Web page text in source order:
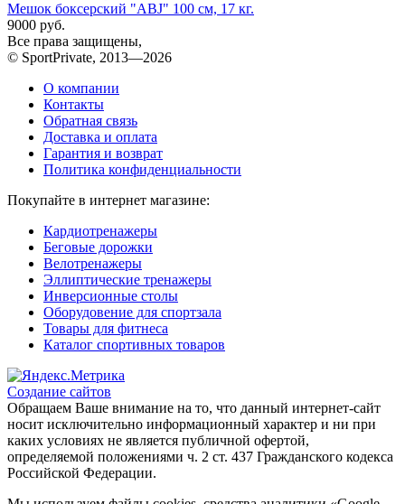
Мешок боксерский "ABJ" 100 см, 17 кг.
9000 руб.
Все права защищены,
© SportPrivate, 2013—2026
О компании
Контакты
Обратная связь
Доставка и оплата
Гарантия и возврат
Политика конфиденциальности
Покупайте в интернет магазине:
Кардиотренажеры
Беговые дорожки
Велотренажеры
Эллиптические тренажеры
Инверсионные столы
Оборудовение для спортзала
Товары для фитнеса
Каталог спортивных товаров
Создание сайтов
Обращаем Ваше внимание на то, что данный интернет-сайт
носит исключительно информационный характер и ни при
каких условиях не является публичной офертой,
определяемой положениями ч. 2 ст. 437 Гражданского кодекса
Российской Федерации.